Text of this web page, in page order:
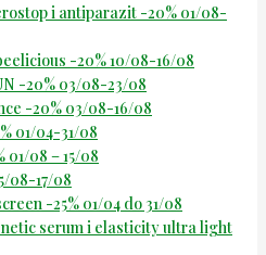
i antiparazit -20% 01/08-
-20% 10/08-16/08
-20% 03/08-23/08
-20% 03/08-16/08
01/04-31/08
01/08 – 15/08
08-17/08
-25% 01/04 do 31/08
serum i elasticity ultra light